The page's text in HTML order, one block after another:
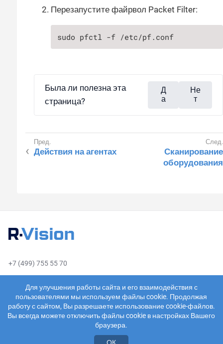
Перезапустите файрвол Packet Filter:
sudo pfctl -f /etc/pf.conf
Была ли полезна эта
страница?
Д
а
Не
т
Действия на агентах
Сканирование
оборудования
+7 (499) 755 55 70
Пользовательское соглашение
Для улучшения работы сайта и его взаимодействия с
пользователями мы используем файлы cookie. Продолжая
работу с сайтом, Вы разрешаете использование cookie-файлов.
Вы всегда можете отключить файлы cookie в настройках Вашего
браузера.